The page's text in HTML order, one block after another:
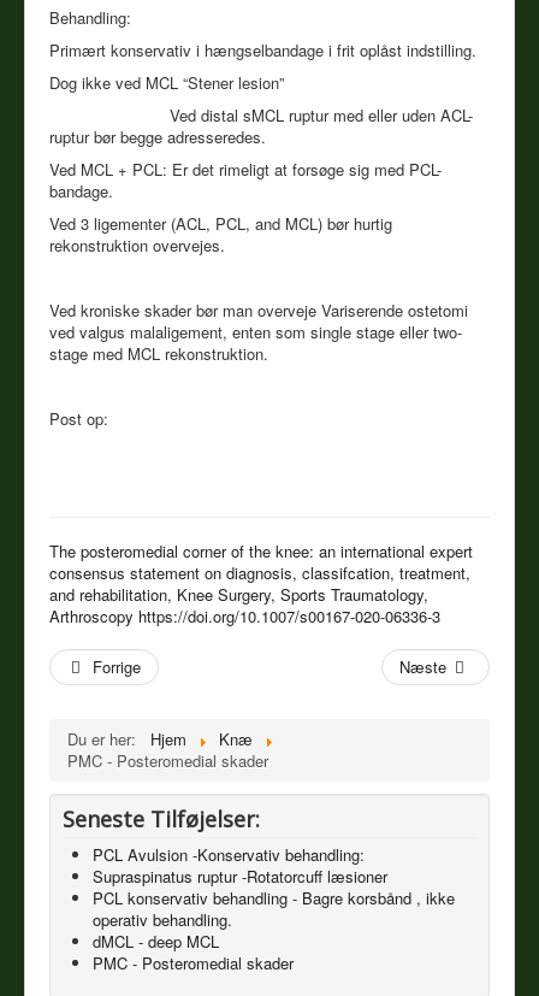
Behandling:
Primært konservativ i hængselbandage i frit oplåst indstilling.
Dog ikke ved MCL “Stener lesion”
Ved distal sMCL ruptur med eller uden ACL-
ruptur bør begge adresseredes.
Ved MCL + PCL: Er det rimeligt at forsøge sig med PCL-
bandage.
Ved 3 ligementer (ACL, PCL, and MCL) bør hurtig
rekonstruktion overvejes.
Ved kroniske skader bør man overveje Variserende ostetomi
ved valgus malaligement, enten som single stage eller two-
stage med MCL rekonstruktion.
Post op:
The posteromedial corner of the knee: an international expert
consensus statement on diagnosis, classifcation, treatment,
and rehabilitation, Knee Surgery, Sports Traumatology,
Arthroscopy https://doi.org/10.1007/s00167-020-06336-3
Forrige Næste
Du er her: Hjem
Knæ
PMC - Posteromedial skader
Seneste Tilføjelser:
PCL Avulsion -Konservativ behandling:
Supraspinatus ruptur -Rotatorcuff læsioner
PCL konservativ behandling - Bagre korsbånd , ikke
operativ behandling.
dMCL - deep MCL
PMC - Posteromedial skader